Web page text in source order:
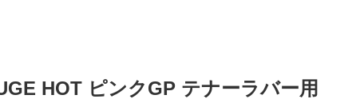
HOT ピンクGP テナーラバー用